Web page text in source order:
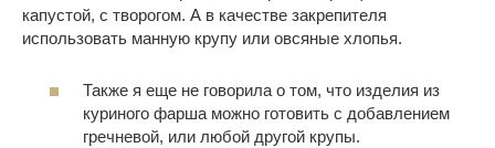
капустой, с творогом. А в качестве закрепителя
использовать манную крупу или овсяные хлопья.
Также я еще не говорила о том, что изделия из
куриного фарша можно готовить с добавлением
гречневой, или любой другой крупы.